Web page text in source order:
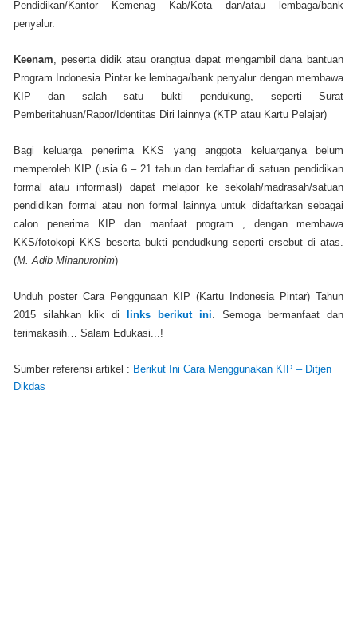
Pendidikan/Kantor Kemenag Kab/Kota dan/atau lembaga/bank
penyalur.
Keenam , peserta didik atau orangtua dapat mengambil dana bantuan
Program Indonesia Pintar ke lembaga/bank penyalur dengan membawa
KIP dan salah satu bukti pendukung, seperti Surat
Pemberitahuan/Rapor/Identitas Diri lainnya (KTP atau Kartu Pelajar)
Bagi keluarga penerima KKS yang anggota keluarganya belum
memperoleh KIP (usia 6 – 21 tahun dan terdaftar di satuan pendidikan
formal atau informasl) dapat melapor ke sekolah/madrasah/satuan
pendidikan formal atau non formal lainnya untuk didaftarkan sebagai
calon penerima KIP dan manfaat program , dengan membawa
KKS/fotokopi KKS beserta bukti pendudkung seperti ersebut di atas.
(M. Adib Minanurohim)
Unduh poster Cara Penggunaan KIP (Kartu Indonesia Pintar) Tahun
2015 silahkan klik di links berikut ini . Semoga bermanfaat dan
terimakasih… Salam Edukasi...!
Sumber referensi artikel : Berikut Ini Cara Menggunakan KIP – Ditjen
Dikdas